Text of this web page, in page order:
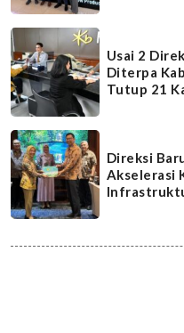
Usai 2
Diterpa
Tutup 21
Direksi
Akselerasi